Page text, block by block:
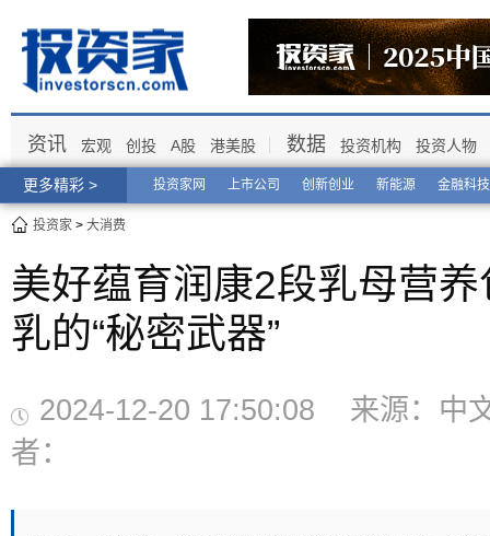
更多精彩 > 投资家网 上市公司 创新创业 新能源 金融科技
资讯 宏观 创投 A股 港美股 数据 投资机构 投资人物
投资家 > 大消费
美好蕴育润康2段乳母营
乳的“秘密武器”
2024-12-20 17:50:08 来源：中
者：